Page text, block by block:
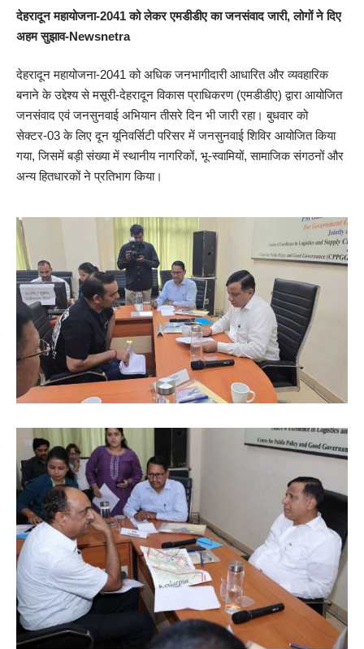
देहरादून महायोजना-2041 को लेकर एमडीडीए का जनसंवाद जारी, लोगों ने दिए
अहम सुझाव-Newsnetra
देहरादून महायोजना-2041 को अधिक जनभागीदारी आधारित और व्यवहारिक
बनाने के उद्देश्य से मसूरी-देहरादून विकास प्राधिकरण (एमडीडीए) द्वारा आयोजित
जनसंवाद एवं जनसुनवाई अभियान तीसरे दिन भी जारी रहा। बुधवार को
सेक्टर-03 के लिए दून यूनिवर्सिटी परिसर में जनसुनवाई शिविर आयोजित किया
गया, जिसमें बड़ी संख्या में स्थानीय नागरिकों, भू-स्वामियों, सामाजिक संगठनों और
अन्य हितधारकों ने प्रतिभाग किया।